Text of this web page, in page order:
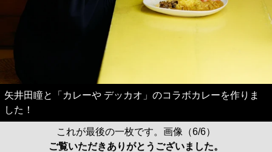
矢井田瞳と「カレーや デッカオ」のコラボカレーを作りま
した！
これが最後の一枚です。画像（6/6）
ご覧いただきありがとうございました。